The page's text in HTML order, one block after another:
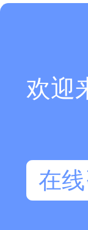
欢迎
在